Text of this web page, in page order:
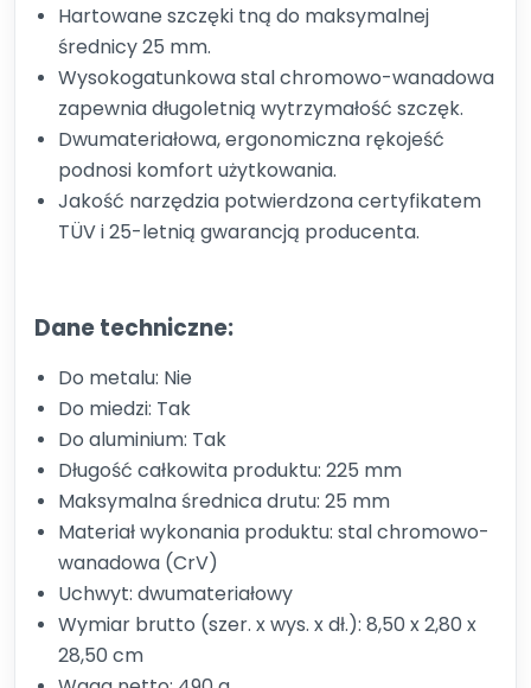
Hartowane szczęki tną do maksymalnej
średnicy 25 mm.
Wysokogatunkowa stal chromowo-wanadowa
zapewnia długoletnią wytrzymałość szczęk.
Dwumateriałowa, ergonomiczna rękojeść
podnosi komfort użytkowania.
Jakość narzędzia potwierdzona certyfikatem
TÜV i 25-letnią gwarancją producenta.
Dane techniczne:
Do metalu: Nie
Do miedzi: Tak
Do aluminium: Tak
Długość całkowita produktu: 225 mm
Maksymalna średnica drutu: 25 mm
Materiał wykonania produktu: stal chromowo-
wanadowa (CrV)
Uchwyt: dwumateriałowy
Wymiar brutto (szer. x wys. x dł.): 8,50 x 2,80 x
28,50 cm